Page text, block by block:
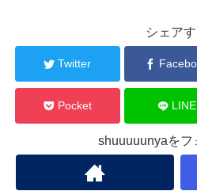
シェア
Twitter
Pocket LINE
shuuuuunyaをフ